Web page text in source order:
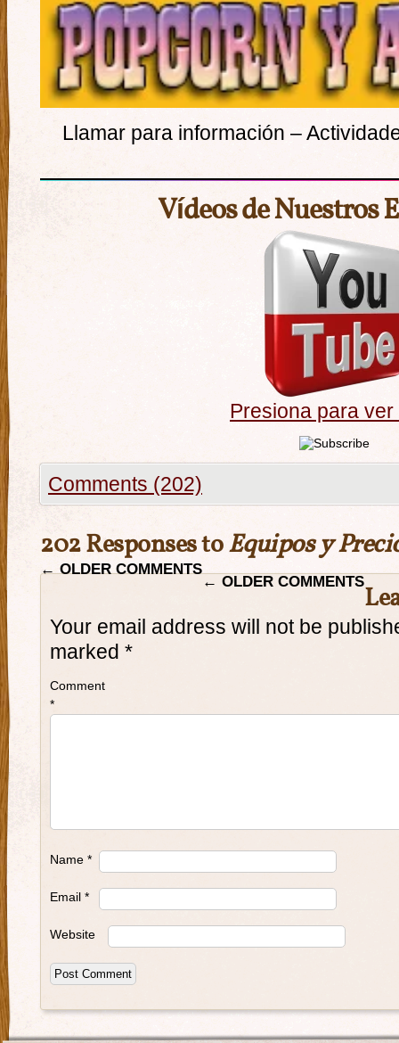
Llamar para información –
Vídeos de Nuestros
Presiona para ver
Comments (202)
202 Responses toEquipos y
←OLDER COMMENTS
← OLDER COMMENTS
Your email address will not be
marked *
Comment
*
Name *
Email *
Website